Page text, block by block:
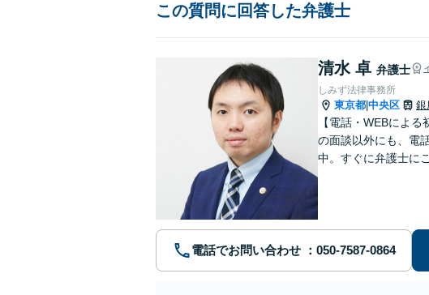
この質問に回答した弁護士
清水 卓 弁護士
しみず法律事務所
東京都 中央区 銀
【電話・WEBによ
の面談以外にも、電
中。すぐに弁護士に
電話でお問い合わせ